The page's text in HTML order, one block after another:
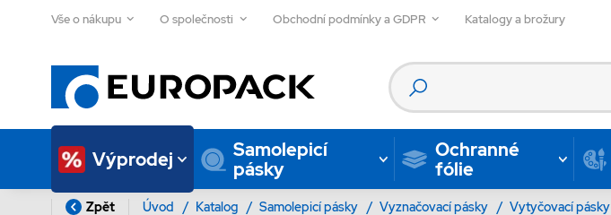
Vše o nákupu O společnosti Obchodní podmínky a GDPR Katalogy a brožury
Výprodej
Samolepicí
pásky
Ochranné
fólie
Zpět Úvod / Katalog / Samolepicí pásky / Vyznačovací pásky / Vytyčovací pásky